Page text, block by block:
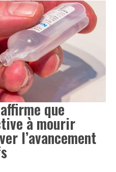
que
à mourir
l’avancement